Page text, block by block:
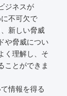
ジネスが
不可欠で
新しい脅威
や脅威につい
く理解し、そ
ことができま
情報を得る